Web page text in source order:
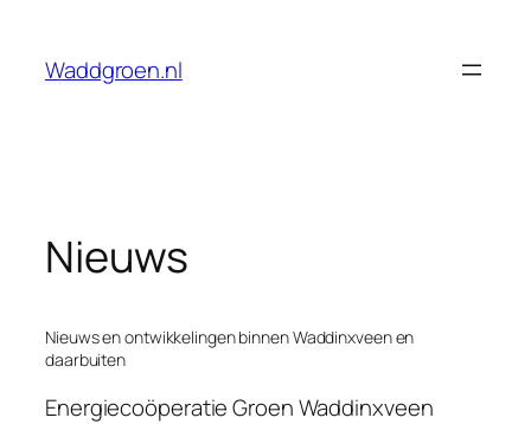
Waddgroen.nl
Nieuws
Nieuws en ontwikkelingen binnen Waddinxveen en
daarbuiten
Energiecoöperatie Groen Waddinxveen